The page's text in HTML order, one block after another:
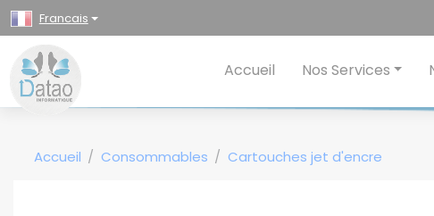
Francais
Accueil Nos Services
Accueil Consommables Cartouches jet d'encre
Panneau de gestion des cookies